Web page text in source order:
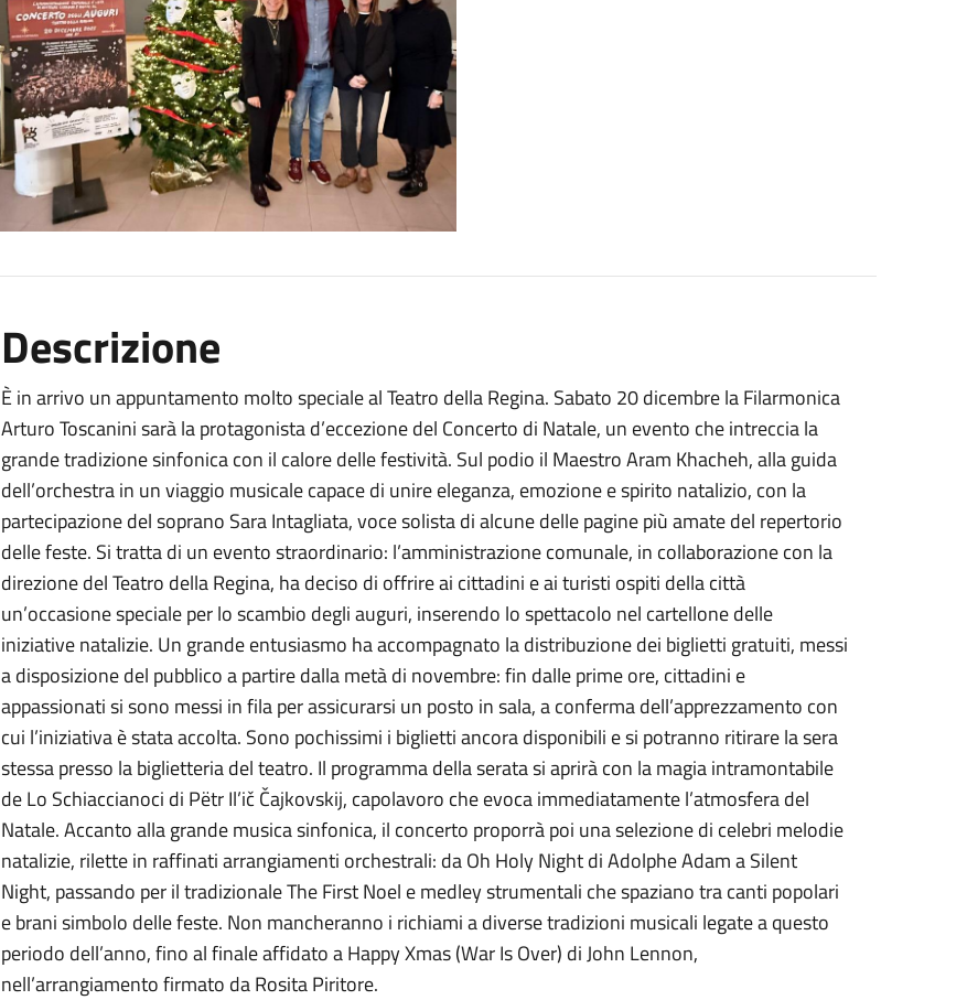
Descrizione
È in arrivo un appuntamento molto speciale al Teatro della Regina. Sabato 20 dicembre la Filarmonica
Arturo Toscanini sarà la protagonista d’eccezione del Concerto di Natale, un evento che intreccia la
grande tradizione sinfonica con il calore delle festività. Sul podio il Maestro Aram Khacheh, alla guida
dell’orchestra in un viaggio musicale capace di unire eleganza, emozione e spirito natalizio, con la
partecipazione del soprano Sara Intagliata, voce solista di alcune delle pagine più amate del repertorio
delle feste. Si tratta di un evento straordinario: l’amministrazione comunale, in collaborazione con la
direzione del Teatro della Regina, ha deciso di offrire ai cittadini e ai turisti ospiti della città
un’occasione speciale per lo scambio degli auguri, inserendo lo spettacolo nel cartellone delle
iniziative natalizie. Un grande entusiasmo ha accompagnato la distribuzione dei biglietti gratuiti, messi
a disposizione del pubblico a partire dalla metà di novembre: fin dalle prime ore, cittadini e
appassionati si sono messi in fila per assicurarsi un posto in sala, a conferma dell’apprezzamento con
cui l’iniziativa è stata accolta. Sono pochissimi i biglietti ancora disponibili e si potranno ritirare la sera
stessa presso la biglietteria del teatro. Il programma della serata si aprirà con la magia intramontabile
de Lo Schiaccianoci di Pëtr Il’ič Čajkovskij, capolavoro che evoca immediatamente l’atmosfera del
Natale. Accanto alla grande musica sinfonica, il concerto proporrà poi una selezione di celebri melodie
natalizie, rilette in raffinati arrangiamenti orchestrali: da Oh Holy Night di Adolphe Adam a Silent
Night, passando per il tradizionale The First Noel e medley strumentali che spaziano tra canti popolari
e brani simbolo delle feste. Non mancheranno i richiami a diverse tradizioni musicali legate a questo
periodo dell’anno, fino al finale affidato a Happy Xmas (War Is Over) di John Lennon,
nell’arrangiamento firmato da Rosita Piritore.